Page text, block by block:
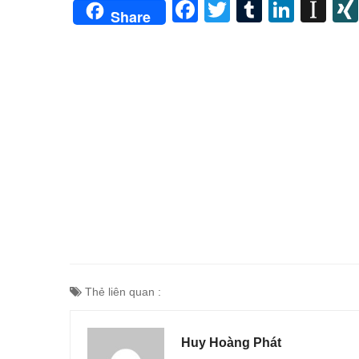
Share Facebook
TwitterTumblr
Thẻ liên quan :
Huy Hoàng Phát